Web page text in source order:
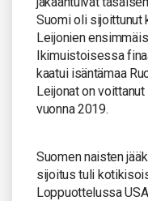
Suomi oli sijoittunut
Leijonien
Ikimuistoisessa
kaatui isäntämaa
Leijonat on
vuonna 2019.
Suomen naisten
sijoitus tuli
Loppuottelussa